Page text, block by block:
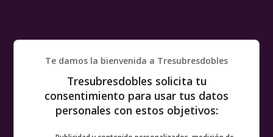
Te damos la bienvenida a Tresubresdobles
Tresubresdobles solicita tu
consentimiento para usar tus datos
personales con estos objetivos: